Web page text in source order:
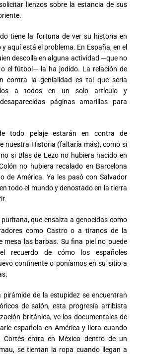
lienzos sobre la estancia de sus
tiene la fortuna de ver su historia en
aquí está el problema. En España, en el
descolla en alguna actividad —que no
el fútbol— la ha jodido. La relación de
contra la genialidad es tal que sería
a todos en un solo artículo y
páginas amarillas para
todo pelaje estarán en contra de
nuestra Historia (faltaría más), como si
si Blas de Lezo no hubiera nacido en
no hubiera recalado en Barcelona
de América. Ya les pasó con Salvador
todo el mundo y denostado en la tierra
que ensalza a genocidas como
como Castro o a tiranos de la
mesa las barbas. Su fina piel no puede
recuerdo de cómo los españoles
continente o poníamos en su sitio a
de la estupidez se encuentran
de salón, esta progresía arribista
británica, ve los documentales de
española en América y llora cuando
Cortés entra en México dentro de un
se tientan la ropa cuando llegan a